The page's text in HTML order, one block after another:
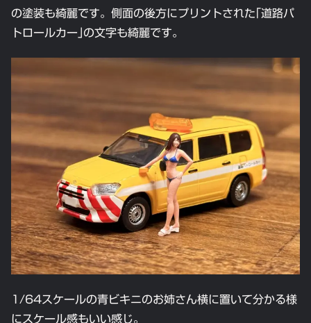
の塗装も綺麗です。側面の後方にプリントされた｢道路パ
トロールカー｣の文字も綺麗です。
1/64スケールの青ビキニのお姉さん横に置いて分かる様
にスケール感もいい感じ。